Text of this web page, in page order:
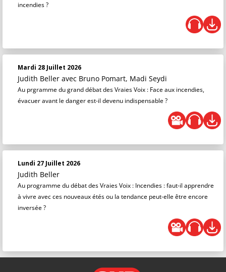
incendies ?
Mardi 28 Juillet 2026
Judith Beller avec Bruno Pomart, Madi Seydi
Au prgramme du grand débat des Vraies Voix : Face aux incendies,
évacuer avant le danger est-il devenu indispensable ?
Lundi 27 Juillet 2026
Judith Beller
Au programme du débat des Vraies Voix : Incendies : faut-il apprendre
à vivre avec ces nouveaux étés ou la tendance peut-elle être encore
inversée ?